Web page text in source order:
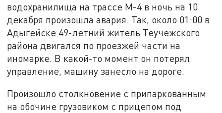
водохранилища на трассе М-4 в ночь на 10
декабря произошла авария. Так, около 01:00 в
Адыгейске 49-летний житель Теучежского
района двигался по проезжей части на
иномарке. В какой-то момент он потерял
управление, машину занесло на дороге.
Произошло столкновение с припаркованным
на обочине грузовиком с прицепом под